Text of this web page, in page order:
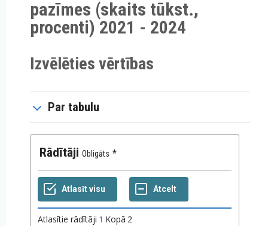
pazīmes (skaits tūkst.,
procenti) 2021 - 2024
Izvēlēties vērtības
Par tabulu
Rādītāji Obligāts
Atlasītie rādītāji 1 Kopā 2